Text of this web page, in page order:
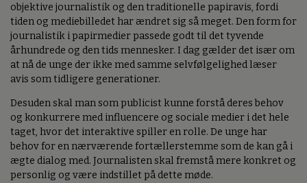
objektive journalistik og den traditionelle papiravis, fordi
tiden og mediebilledet har ændret sig så meget. Den form for
journalistik i papirmedier passede godt til det tyvende
århundrede og den tids mennesker. I dag gælder det især om
at nå de unge der ikke med samme selvfølgelighed læser
avis som tidligere generationer.
Desuden skal man som publicist kunne forstå deres behov
og konkurrere med influencere og sociale medier i det hele
taget, hvor det interaktive spiller en rolle. De unge har
behov for en nærværende fortællerstemme som de kan gå i
ægte dialog med. Journalisten skal fremstå mere konkret og
personlig og være indstillet på dette møde.